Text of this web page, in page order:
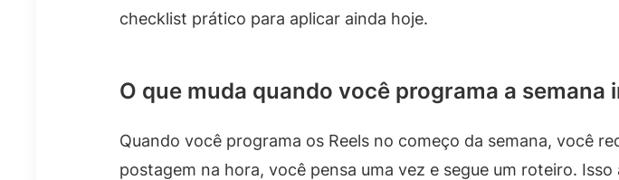
checklist prático para aplicar ainda hoje.
O que muda quando você programa a semana
Quando você programa os Reels no começo da semana, você
postagem na hora, você pensa uma vez e segue um roteiro.